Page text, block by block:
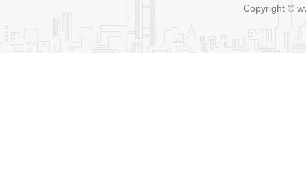
Copyright ©